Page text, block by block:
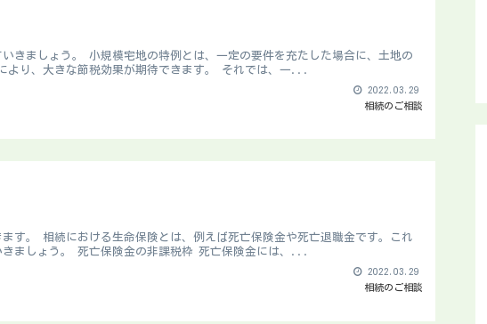
きましょう。 小規模宅地の特例とは、一定の要件を充たした場合に、土地の
より、大きな節税効果が期待できます。 それでは、一...
2022.03.29
相続のご相談
す。 相続における生命保険とは、例えば死亡保険金や死亡退職金です。これ
ましょう。 死亡保険金の非課税枠 死亡保険金には、...
2022.03.29
相続のご相談